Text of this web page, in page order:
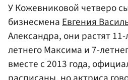
У Кожевниковой четверо
бизнесмена Евгения
Александра, они растят
летнего Максима и 7-
вместе с 2013 года,